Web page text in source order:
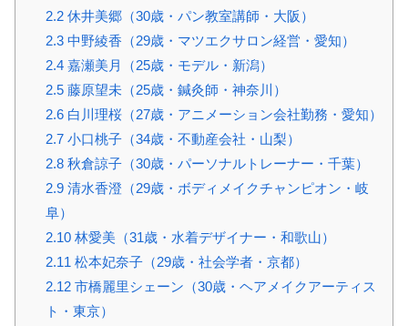
2.2休井美郷（30歳・パン教室講師・大阪）
2.3中野綾香（29歳・マツエクサロン経営・愛知）
2.4嘉瀬美月（25歳・モデル・新潟）
2.5藤原望未（25歳・鍼灸師・神奈川）
2.6白川理桜（27歳・アニメーション会社勤務・愛知）
2.7小口桃子（34歳・不動産会社・山梨）
2.8秋倉諒子（30歳・パーソナルトレーナー・千葉）
2.9清水香澄（29歳・ボディメイクチャンピオン・岐
阜）
2.10林愛美（31歳・水着デザイナー・和歌山）
2.11 松本妃奈子（29歳・社会学者・京都）
2.12市橋麗里シェーン（30歳・ヘアメイクアーティス
ト・東京）